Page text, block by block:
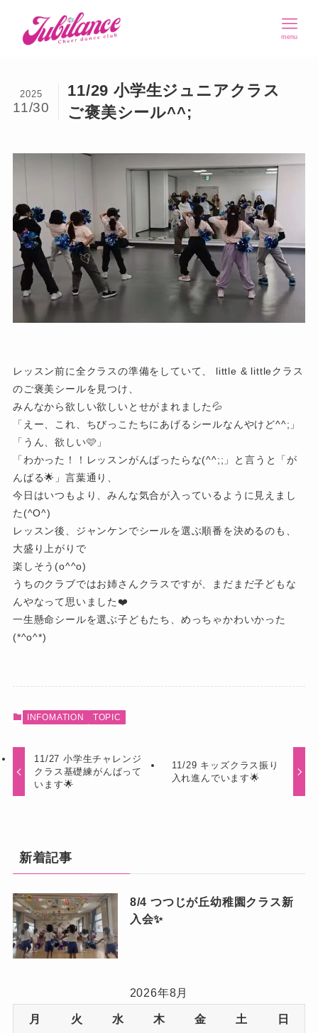
menu
11/29 小学生ジュニアクラス
ご褒美シール^^;
2025
11/30
レッスン前に全クラスの準備をしていて、 little & littleクラス
のご褒美シールを見つけ、
みんなから欲しい欲しいとせがまれました💦
「えー、これ、ちびっこたちにあげるシールなんやけど^^;」
「うん、欲しい🩷」
「わかった！！レッスンがんばったらな(^^;;」と言うと「が
んばる🌟」言葉通り、
今日はいつもより、みんな気合が入っているように見えまし
た(^O^)
レッスン後、ジャンケンでシールを選ぶ順番を決めるのも、
大盛り上がりで
楽しそう(o^^o)
うちのクラブではお姉さんクラスですが、まだまだ子どもな
んやなって思いました❤️
一生懸命シールを選ぶ子どもたち、めっちゃかわいかった
(*^o^*)
INFOMATION TOPIC
11/27 小学生チャレンジ
クラス基礎練がんばって
います🌟
11/29 キッズクラス振り
入れ進んでいます🌟
新着記事
8/4 つつじが丘幼稚園クラス新
入会✨
2026年8月
月 火 水 木 金 土 日